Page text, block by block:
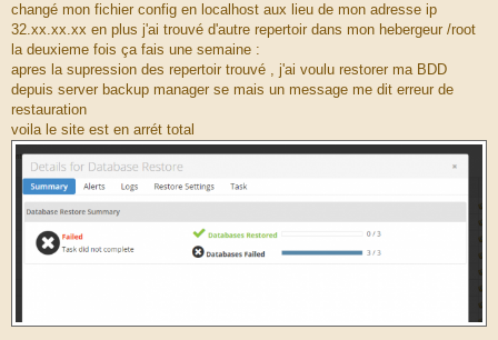
changé mon fichier config en localhost aux lieu de mon adresse ip
32.xx.xx.xx en plus j'ai trouvé d'autre repertoir dans mon hebergeur /root
la deuxieme fois ça fais une semaine :
apres la supression des repertoir trouvé , j'ai voulu restorer ma BDD
depuis server backup manager se mais un message me dit erreur de
restauration
voila le site est en arrét total